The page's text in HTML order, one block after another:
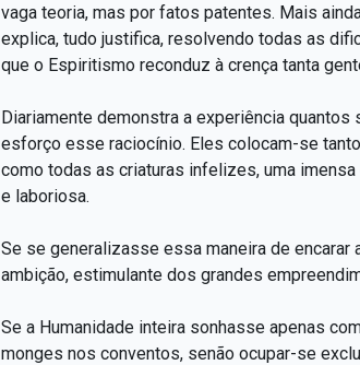
vaga teoria, mas por fatos patentes. Mais
explica, tudo justifica, resolvendo todas as
que o Espiritismo reconduz à crença tanta
Diariamente demonstra a experiência
esforço esse raciocínio. Eles colocam-se
como todas as criaturas infelizes, uma
e laboriosa.
Se se generalizasse essa maneira de
ambição, estimulante dos grandes
Se a Humanidade inteira sonhasse apenas
monges nos conventos, senão ocupar-se